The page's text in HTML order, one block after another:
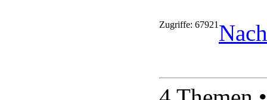
Zugriffe: 67921